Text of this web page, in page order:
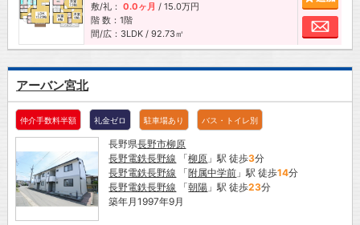
敷/礼： 0.0ヶ月 / 15.0万円
階 数：1階
間/広：3LDK / 92.73㎡
お
アーバン宮北
仲介手数料半額 礼金ゼロ 駐車場あり バス・トイレ別
長野県長野市柳原
長野電鉄長野線 「柳原 」駅 徒歩3分
長野電鉄長野線 「附属中学前 」駅 徒歩14分
長野電鉄長野線 「朝陽 」駅 徒歩23分
築年月1997年9月